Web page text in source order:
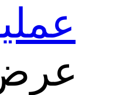
عرض